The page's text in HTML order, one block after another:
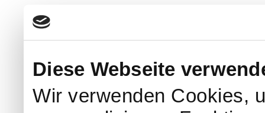
Diese Webseite
Wir verwenden Cookies,